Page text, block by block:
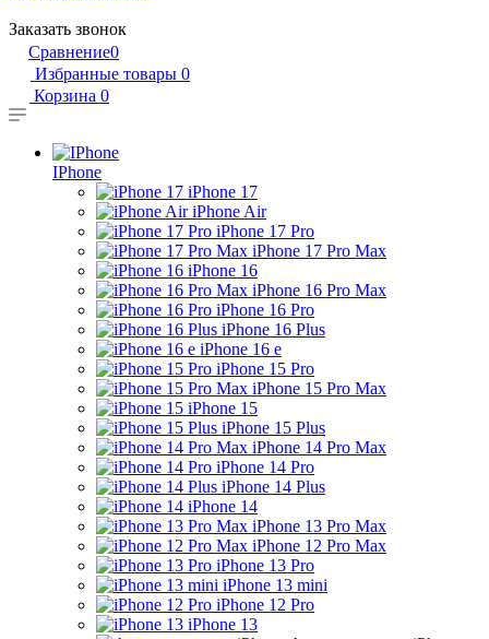
Заказать звонок
Сравнение0
Избранные товары 0
Корзина 0
IPhone
iPhone 17
iPhone Air
iPhone 17 Pro
iPhone 17 Pro Max
iPhone 16
iPhone 16 Pro Max
iPhone 16 Pro
iPhone 16 Plus
iPhone 16 e
iPhone 15 Pro
iPhone 15 Pro Max
iPhone 15
iPhone 15 Plus
iPhone 14 Pro Max
iPhone 14 Pro
iPhone 14 Plus
iPhone 14
iPhone 13 Pro Max
iPhone 12 Pro Max
iPhone 13 Pro
iPhone 13 mini
iPhone 12 Pro
iPhone 13